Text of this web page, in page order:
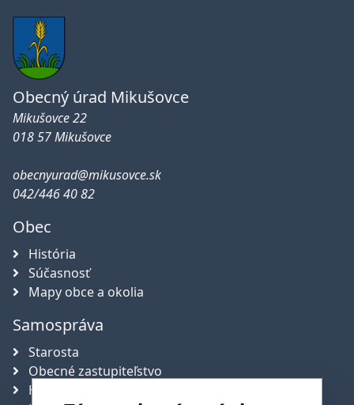
Obecný úrad Mikušovce
Mikušovce 22
018 57 Mikušovce
obecnyurad@mikusovce.sk
042/446 40 82
Obec
História
Súčasnosť
Mapy obce a okolia
Samospráva
Starosta
Obecné zastupiteľstvo
Hlavný kontrolór obce